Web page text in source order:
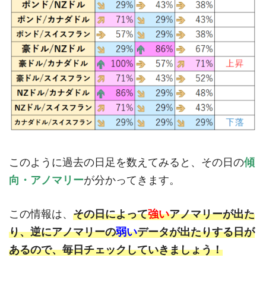
このように過去の日足を数えてみると、その日の傾
向・アノマリーが分かってきます。
この情報は、 その日によって強いアノマリーが出た
り、逆にアノマリーの弱いデータが出たりする日が
あるので、毎日チェックしていきましょう！